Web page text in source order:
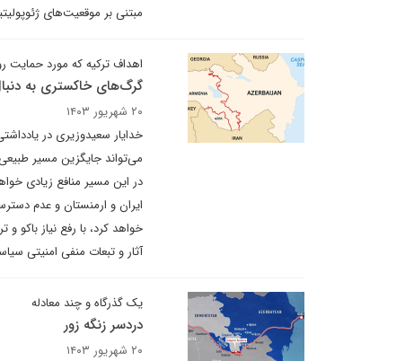
مبتنی بر موقعیت‌های
اهداف ترکیه که مورد
گرگ‌های خاکستری به
۲۰ شهریور ۱۴۰۳
خدایار سعیدوزیری در
می‌تواند جایگزین مسیر
در این مسیر منافع زیادی
ایران و ارمنستان و عدم
خواهد کرد، با رفع نیاز باکو و
آثار و تبعات منفی امنیتی
یک گذرگاه و چند معادله
دردسر زنگه زور
۲۰ شهریور ۱۴۰۳